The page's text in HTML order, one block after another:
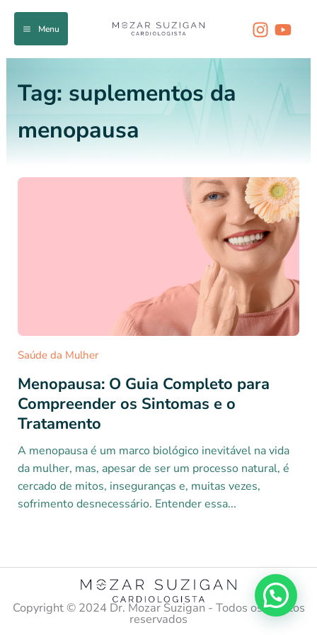
Menu
Tag: suplementos da
menopausa
Saúde da Mulher
Menopausa: O Guia Completo para
Compreender os Sintomas e o
Tratamento
A menopausa é um marco biológico inevitável na vida
da mulher, mas, apesar de ser um processo natural, é
cercado de mitos, inseguranças e, muitas vezes,
sofrimento desnecessário. Entender essa...
Copyright ©️ 2024 Dr. Mozar Suzigan - Todos os direitos
reservados